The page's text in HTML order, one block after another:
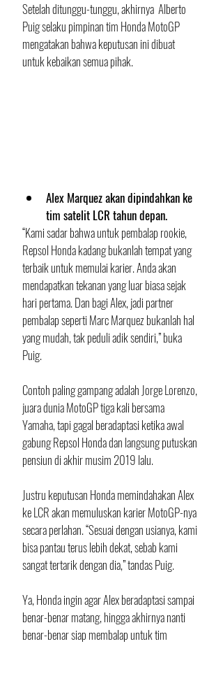
Setelah ditunggu-tunggu, akhirnya  Alberto
Puig selaku pimpinan tim Honda MotoGP
mengatakan bahwa keputusan ini dibuat
untuk kebaikan semua pihak.
Alex Marquez akan dipindahkan ke
tim satelit LCR tahun depan.
“Kami sadar bahwa untuk pembalap rookie,
Repsol Honda kadang bukanlah tempat yang
terbaik untuk memulai karier. Anda akan
mendapatkan tekanan yang luar biasa sejak
hari pertama. Dan bagi Alex, jadi partner
pembalap seperti Marc Marquez bukanlah hal
yang mudah, tak peduli adik sendiri,” buka
Puig.
Contoh paling gampang adalah Jorge Lorenzo,
juara dunia MotoGP tiga kali bersama
Yamaha, tapi gagal beradaptasi ketika awal
gabung Repsol Honda dan langsung putuskan
pensiun di akhir musim 2019 lalu.
Justru keputusan Honda memindahakan Alex
ke LCR akan memuluskan karier MotoGP-nya
secara perlahan. “Sesuai dengan usianya, kami
bisa pantau terus lebih dekat, sebab kami
sangat tertarik dengan dia,” tandas Puig.
Ya, Honda ingin agar Alex beradaptasi sampai
benar-benar matang, hingga akhirnya nanti
benar-benar siap membalap untuk tim